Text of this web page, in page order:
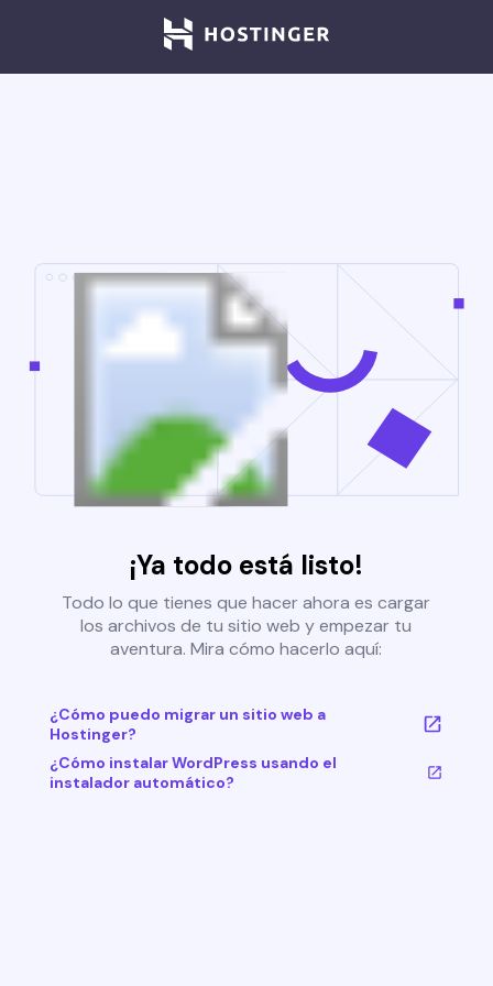
¡Ya todo está listo!
Todo lo que tienes que hacer ahora es cargar
los archivos de tu sitio web y empezar tu
aventura. Mira cómo hacerlo aquí:
¿Cómo puedo migrar un sitio web a
Hostinger?
¿Cómo instalar WordPress usando el
instalador automático?